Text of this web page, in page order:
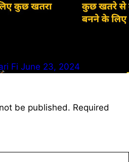
Fi June 23, 2024
be published. Required